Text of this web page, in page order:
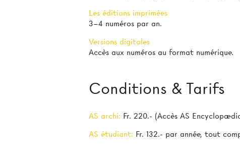
Les éditions imprimées
3–4 numéros par an.
Versions digitales
Accès aux numéros au format numérique.
Conditions & Tarifs
AS archi: Fr. 220.- (Accès AS
AS étudiant: Fr. 132.- par année, tout